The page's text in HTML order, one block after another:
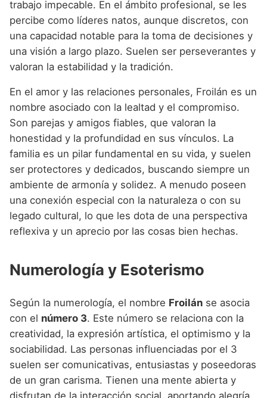
trabajo impecable. En el ámbito profesional, se les
percibe como líderes natos, aunque discretos, con
una capacidad notable para la toma de decisiones y
una visión a largo plazo. Suelen ser perseverantes y
valoran la estabilidad y la tradición.
En el amor y las relaciones personales, Froilán es un
nombre asociado con la lealtad y el compromiso.
Son parejas y amigos fiables, que valoran la
honestidad y la profundidad en sus vínculos. La
familia es un pilar fundamental en su vida, y suelen
ser protectores y dedicados, buscando siempre un
ambiente de armonía y solidez. A menudo poseen
una conexión especial con la naturaleza o con su
legado cultural, lo que les dota de una perspectiva
reflexiva y un aprecio por las cosas bien hechas.
Numerología y Esoterismo
Según la numerología, el nombre Froilán se asocia
con el número 3. Este número se relaciona con la
creatividad, la expresión artística, el optimismo y la
sociabilidad. Las personas influenciadas por el 3
suelen ser comunicativas, entusiastas y poseedoras
de un gran carisma. Tienen una mente abierta y
disfrutan de la interacción social, aportando alegría